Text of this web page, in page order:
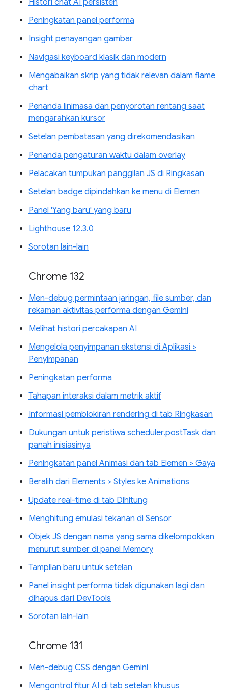
Peningkatan panel performa
Insight penayangan gambar
Navigasi keyboard klasik dan modern
Mengabaikan skrip yang tidak relevan dalam flame
chart
Penanda linimasa dan penyorotan rentang saat
mengarahkan kursor
Setelan pembatasan yang direkomendasikan
Penanda pengaturan waktu dalam overlay
Pelacakan tumpukan panggilan JS di Ringkasan
Setelan badge dipindahkan ke menu di Elemen
Panel 'Yang baru' yang baru
Lighthouse 12.3.0
Sorotan lain-lain
Chrome 132
Men-debug permintaan jaringan, file sumber, dan
rekaman aktivitas performa dengan Gemini
Melihat histori percakapan AI
Mengelola penyimpanan ekstensi di Aplikasi >
Penyimpanan
Peningkatan performa
Tahapan interaksi dalam metrik aktif
Informasi pemblokiran rendering di tab Ringkasan
Dukungan untuk peristiwa scheduler.postTask dan
panah inisiasinya
Peningkatan panel Animasi dan tab Elemen > Gaya
Beralih dari Elements > Styles ke Animations
Update real-time di tab Dihitung
Menghitung emulasi tekanan di Sensor
Objek JS dengan nama yang sama dikelompokkan
menurut sumber di panel Memory
Tampilan baru untuk setelan
Panel insight performa tidak digunakan lagi dan
dihapus dari DevTools
Sorotan lain-lain
Chrome 131
Men-debug CSS dengan Gemini
Mengontrol fitur AI di tab setelan khusus